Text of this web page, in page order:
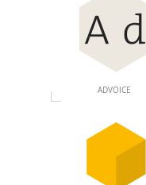
ADVOICE